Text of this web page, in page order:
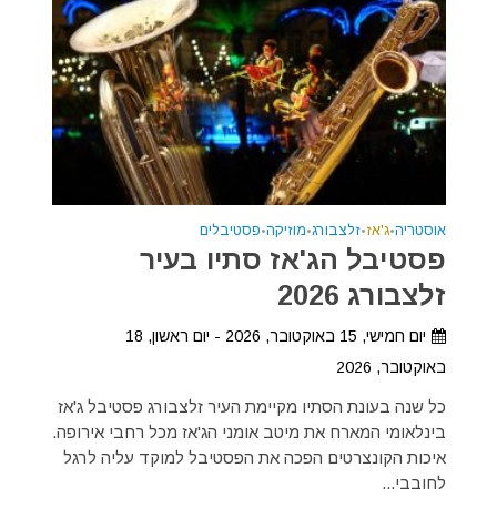
אוסטריה•ג'אז•זלצבורג•מוזיקה•פסטיבלים
פסטיבל הג'אז סתיו בעיר
זלצבורג 2026
יום חמישי, 15 באוקטובר, 2026 - יום ראשון, 18
באוקטובר, 2026
כל שנה בעונת הסתיו מקיימת העיר זלצבורג פסטיבל ג'אז
בינלאומי המארח את מיטב אומני הג'אז מכל רחבי אירופה.
איכות הקונצרטים הפכה את הפסטיבל למוקד עליה לרגל
לחובבי...